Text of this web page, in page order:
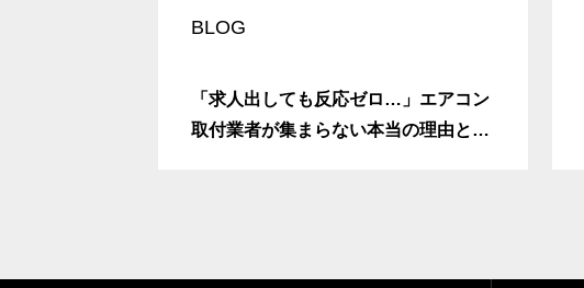
BLOG
「求人出しても反応ゼロ…」エアコン
取付業者が集まらない本当の理由と